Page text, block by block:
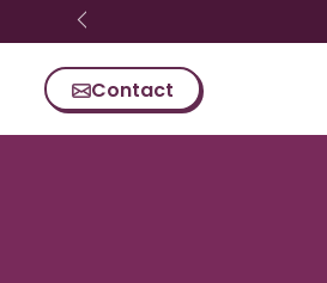
Skip content
Contact